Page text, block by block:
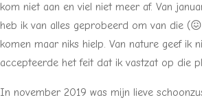
kom niet aan en viel niet meer af. Van
heb ik van alles geprobeerd om van die
komen maar niks hielp. Van nature geef ik
accepteerde het feit dat ik vastzat op die
In november 2019 was mijn lieve